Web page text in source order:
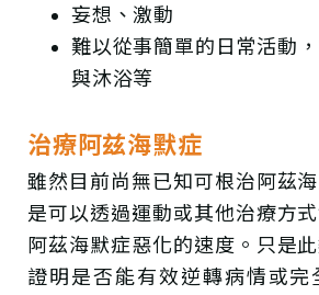
妄想、激動
難以從事簡單的日常活動
與沐浴等
治療阿兹海默症
雖然目前尚無已知可根治阿茲
是可以透過運動或其他治療方
阿茲海默症惡化的速度。只是
證明是否能有效逆轉病情或完